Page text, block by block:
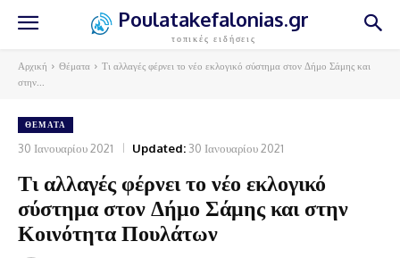
Poulatakefalonias.gr
τοπικές ειδήσεις
Αρχική Θέματα
Τι αλλαγές φέρνει το νέο εκλογικό σύστημα στον Δήμο Σάμης και
στην...
ΘΈΜΑΤΑ
30 Ιανουαρίου 2021 Updated: 30 Ιανουαρίου 2021
Τι αλλαγές φέρνει το νέο εκλογικό
σύστημα στον Δήμο Σάμης και στην
Κοινότητα Πουλάτων